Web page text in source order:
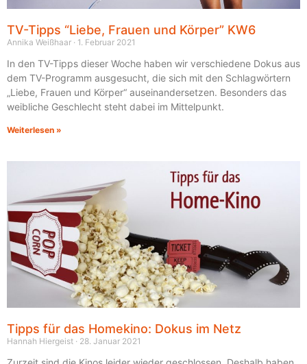
TV-Tipps “Liebe, Frauen und Körper” KW6
Annika Weißhaar 1. Februar 2021
In den TV-Tipps dieser Woche haben wir verschiedene Dokus aus
dem TV-Programm ausgesucht, die sich mit den Schlagwörtern
„Liebe, Frauen und Körper“ auseinandersetzen. Besonders das
weibliche Geschlecht steht dabei im Mittelpunkt.
Weiterlesen »
Tipps für das Homekino: Dokus im Netz
Hannah Hiergeist 28. Januar 2021